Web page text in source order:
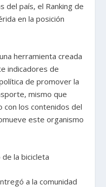
del país, el Ranking de
en la posición
herramienta creada
indicadores de
de promover la
mismo que
con los contenidos del
este organismo
la bicicleta
a la comunidad